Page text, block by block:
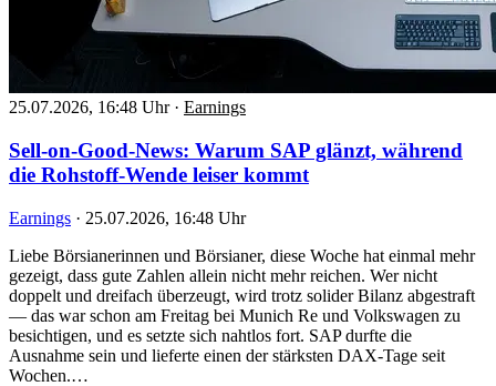
25.07.2026, 16:48 Uhr · Earnings
Sell-on-Good-News: Warum SAP glänzt, während
die Rohstoff-Wende leiser kommt
Earnings · 25.07.2026, 16:48 Uhr
Liebe Börsianerinnen und Börsianer, diese Woche hat einmal mehr
gezeigt, dass gute Zahlen allein nicht mehr reichen. Wer nicht
doppelt und dreifach überzeugt, wird trotz solider Bilanz abgestraft
— das war schon am Freitag bei Munich Re und Volkswagen zu
besichtigen, und es setzte sich nahtlos fort. SAP durfte die
Ausnahme sein und lieferte einen der stärksten DAX-Tage seit
Wochen.…